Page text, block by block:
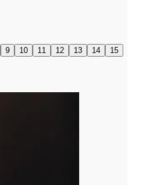
9 10 11 12 13 14 15